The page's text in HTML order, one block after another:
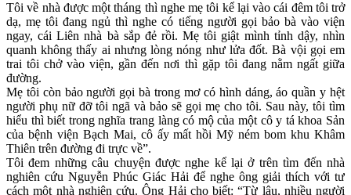
Tôi về nhà được một tháng thì nghe mẹ tôi kể lại vào cái đêm tôi trở
dạ, mẹ tôi đang ngủ thì nghe có tiếng người gọi bảo bà vào viện
ngay, cái Liên nhà bà sắp đẻ rồi. Mẹ tôi giật mình tỉnh dậy, nhìn
quanh không thấy ai nhưng lòng nóng như lửa đốt. Bà vội gọi em
trai tôi chở vào viện, gần đến nơi thì gặp tôi đang nằm ngất giữa
đường.
Mẹ tôi còn bảo người gọi bà trong mơ có hình dáng, áo quần y hệt
người phụ nữ đỡ tôi ngã và bảo sẽ gọi mẹ cho tôi. Sau này, tôi tìm
hiểu thì biết trong nghĩa trang làng có mộ của một cô y tá khoa Sản
của bệnh viện Bạch Mai, cô ấy mất hồi Mỹ ném bom khu Khâm
Thiên trên đường đi trực về”.
Tôi đem những câu chuyện được nghe kể lại ở trên tìm đến nhà
nghiên cứu Nguyễn Phúc Giác Hải để nghe ông giải thích với tư
cách một nhà nghiên cứu. Ông Hải cho biết: “Từ lâu, nhiều người